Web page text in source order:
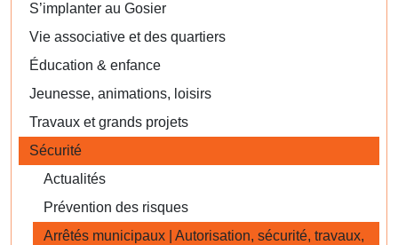
S’implanter au Gosier
Vie associative et des quartiers
Éducation & enfance
Jeunesse, animations, loisirs
Travaux et grands projets
Sécurité
Actualités
Prévention des risques
Arrêtés municipaux | Autorisation, sécurité, travaux,